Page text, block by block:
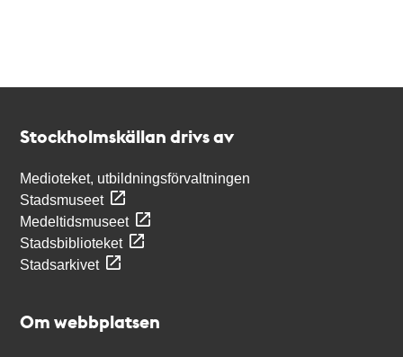
Stockholmskällan drivs av
Medioteket, utbildningsförvaltningen
Stadsmuseet
Medeltidsmuseet
Stadsbiblioteket
Stadsarkivet
Om webbplatsen